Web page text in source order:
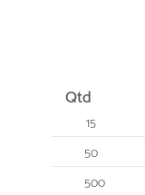
Qtd
15
50
500